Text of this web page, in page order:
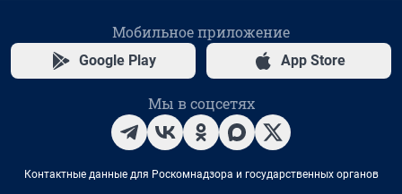
Мобильное приложение
Google Play App Store
Мы в соцсетях
Контактные данные для Роскомнадзора и государственных органов